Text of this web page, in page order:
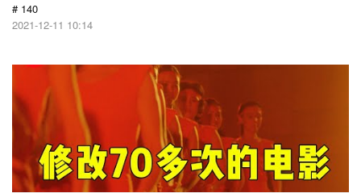
# 140
2021-12-11 10:14